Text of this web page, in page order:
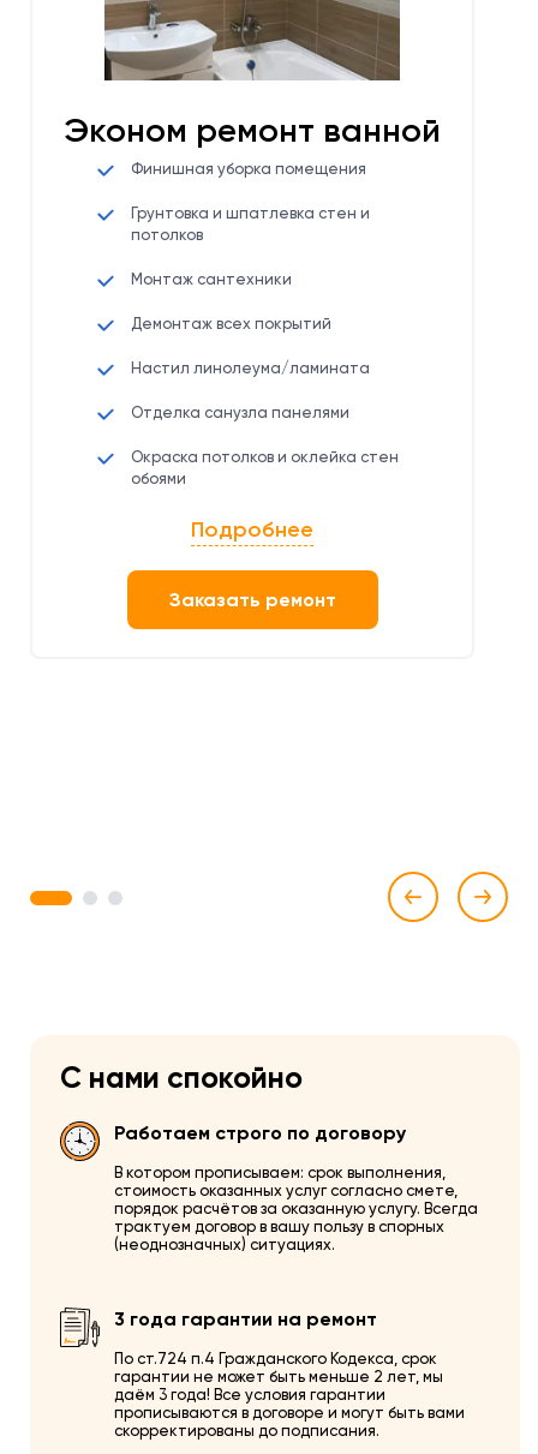
Эконом ремонт ванной
Финишная уборка помещения
Грунтовка и шпатлевка стен и
потолков
Монтаж сантехники
Демонтаж всех покрытий
Настил линолеума/ламината
Отделка санузла панелями
Окраска потолков и оклейка стен
обоями
Подробнее
Заказать ремонт
1 2 3
С нами спокойно
Работаем строго по договору
В котором прописываем: срок выполнения,
стоимость оказанных услуг согласно смете,
порядок расчётов за оказанную услугу. Всегда
трактуем договор в вашу пользу в спорных
(неоднозначных) ситуациях.
3 года гарантии на ремонт
По ст.724 п.4 Гражданского Кодекса, срок
гарантии не может быть меньше 2 лет, мы
даём 3 года! Все условия гарантии
прописываются в договоре и могут быть вами
скорректированы до подписания.